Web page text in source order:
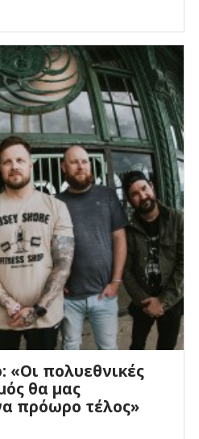
«Οι πολυεθνικές
θα μας
πρόωρο τέλος»